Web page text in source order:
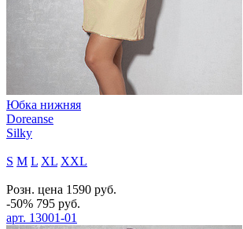
Юбка нижняя
Doreanse
Silky
S M L XL XXL
Розн. цена 1590 руб.
-50% 795 руб.
арт. 13001-01